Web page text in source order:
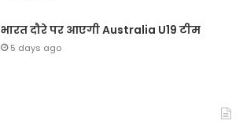
भारत दौरे पर आएगी Australia U19 टीम
5 days ago